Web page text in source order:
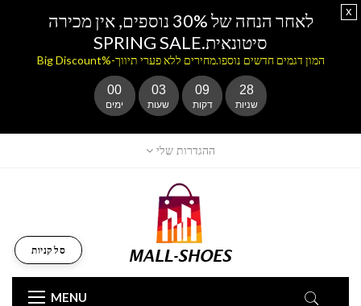
ההגדרות שלי
MENU
סל קניות
לאחר הנחה של 30% נוספים, אין מכירה
סיטונאית.SPRING SALE
המון דגמים חדשים נוספו.מחירים ללא פערי תיווך-%Big Discount
00
ימים
03
שעות
09
דקות
28
שניות
x